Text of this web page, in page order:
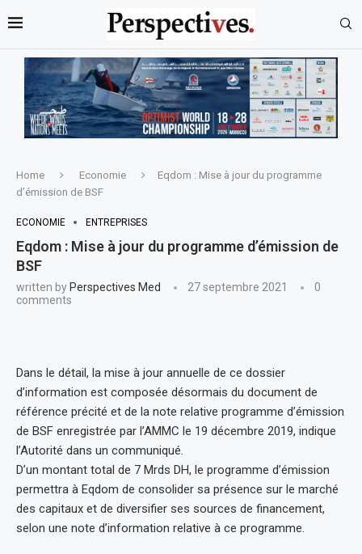
Home Economie
Eqdom : Mise à jour du programme
d’émission de BSF
ECONOMIE ENTREPRISES
Eqdom : Mise à jour du programme d’émission de
BSF
written by Perspectives Med 27 septembre 2021
0
comments
Dans le détail, la mise à jour annuelle de ce dossier
d’information est composée désormais du document de
référence précité et de la note relative programme d’émission
de BSF enregistrée par l’AMMC le 19 décembre 2019, indique
l’Autorité dans un communiqué.
D’un montant total de 7 Mrds DH, le programme d’émission
permettra à Eqdom de consolider sa présence sur le marché
des capitaux et de diversifier ses sources de financement,
selon une note d’information relative à ce programme.